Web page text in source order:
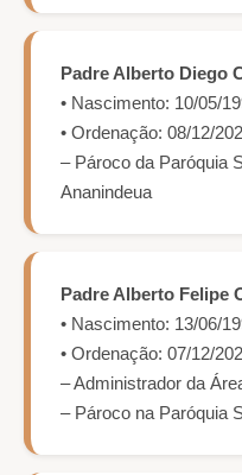
Padre Alberto Diego
• Nascimento: 10/05/
• Ordenação: 08/12/
– Pároco da Paróquia
Ananindeua
Padre Alberto Felipe
• Nascimento: 13/06/
• Ordenação: 07/12/
– Administrador da
– Pároco na Paróquia